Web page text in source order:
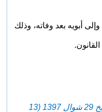
أبويه بعد وفاته، وذلك
- (ألغي بالمادة 64 من الظهير شريف بمثابة قانون رقم 216-77-1 بتاريخ 20 شوال 1397 (4 أكتوبر 1977)ج ر عدد 3389 مكرر بتاريخ 29 شوال 1397 (13